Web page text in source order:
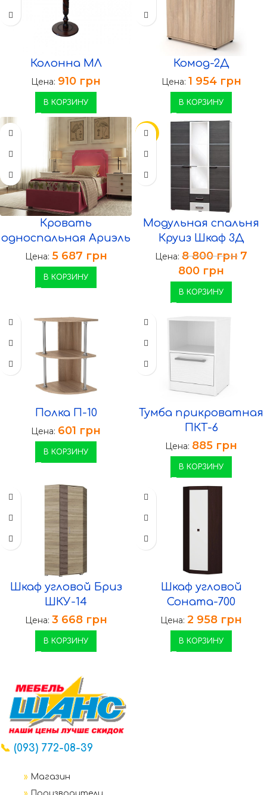
Колонна МЛ
Цена: 910 грн
В КОРЗИНУ
Комод-2Д
Цена: 1 954 грн
В КОРЗИНУ
Кровать
односпальная Ариэль
Цена: 5 687 грн
В КОРЗИНУ
-11%
Модульная спальня
Круиз Шкаф 3Д
Цена: 8 800грн 7
800 грн
В КОРЗИНУ
Полка П-10
Цена: 601 грн
В КОРЗИНУ
Тумба прикроватная
ПКТ-6
Цена: 885 грн
В КОРЗИНУ
Шкаф угловой Бриз
ШКУ-14
Цена: 3 668 грн
В КОРЗИНУ
Шкаф угловой
Соната-700
Цена: 2 958 грн
В КОРЗИНУ
📞 (093) 772-08-39
» Магазин